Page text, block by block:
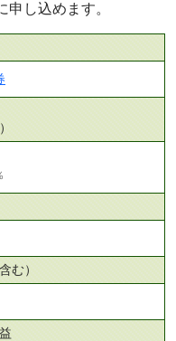
申し込めます。
む）